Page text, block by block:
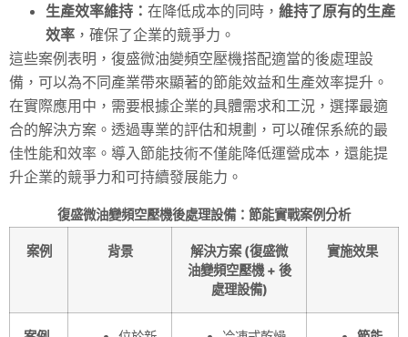
生產效率維持： 在降低成本的同時， 維持了原有的生產
效率 ，確保了企業的競爭力。
這些案例表明，復盛微油變頻空壓機搭配適當的後處理設
備，可以為不同產業帶來顯著的節能效益和生產效率提升。
在實際應用中，需要根據企業的具體需求和工況，選擇最適
合的解決方案。透過專業的評估和規劃，可以確保系統的最
佳性能和效率。導入節能技術不僅能降低運營成本，還能提
升企業的競爭力和可持續發展能力。
復盛微油變頻空壓機後處理設備：節能實戰案例分析
案例 背景
解決方案 (復盛微
油變頻空壓機 + 後
處理設備)
實施效果